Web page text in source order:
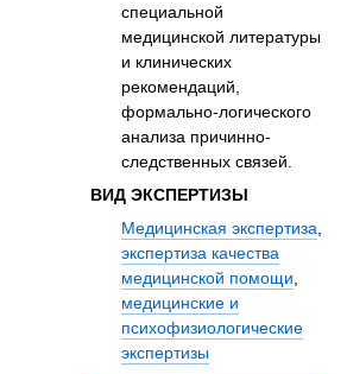
специальной
медицинской литературы
и клинических
рекомендаций,
формально-логического
анализа причинно-
следственных связей.
ВИД ЭКСПЕРТИЗЫ
Медицинская экспертиза,
экспертиза качества
медицинской помощи,
медицинские и
психофизиологические
экспертизы